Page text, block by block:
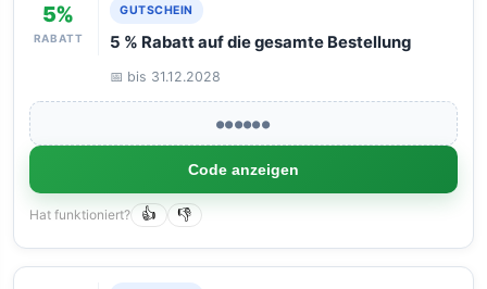
5%
RABATT
GUTSCHEIN
5 % Rabatt auf die gesamte Bestellung
📅 bis 31.12.2028
●●●●●●
Code anzeigen
Hat funktioniert? 👍 👎